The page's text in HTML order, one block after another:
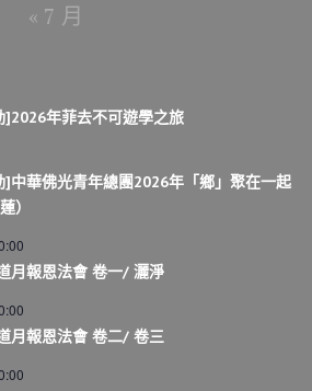
« 7 月
]2026年菲去不可遊學之旅
]中華佛光青年總團2026年「鄉」聚在一起
）
月報恩法會 卷一/ 灑淨
月報恩法會 卷二/ 卷三